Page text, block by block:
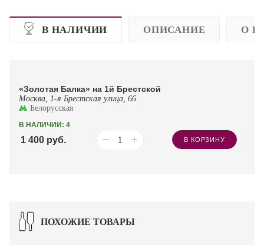
В НАЛИЧИИ ОПИСАНИЕ О
«Золотая Балка» на 1й Брестской
Москва, 1-я Брестская улица, 66
Белорусская
В НАЛИЧИИ: 4
1 400 руб. В КОРЗИНУ
ПОХОЖИЕ ТОВАРЫ